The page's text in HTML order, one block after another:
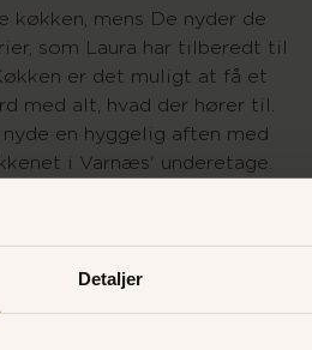
Detaljer
mens De nyder de
som Laura har tilberedt til
er det muligt at få et
med alt, hvad der hører til.
en hyggelig aften med
i Varnæs' underetage.
være dejlig suppe med fyld,
og citronfromage.